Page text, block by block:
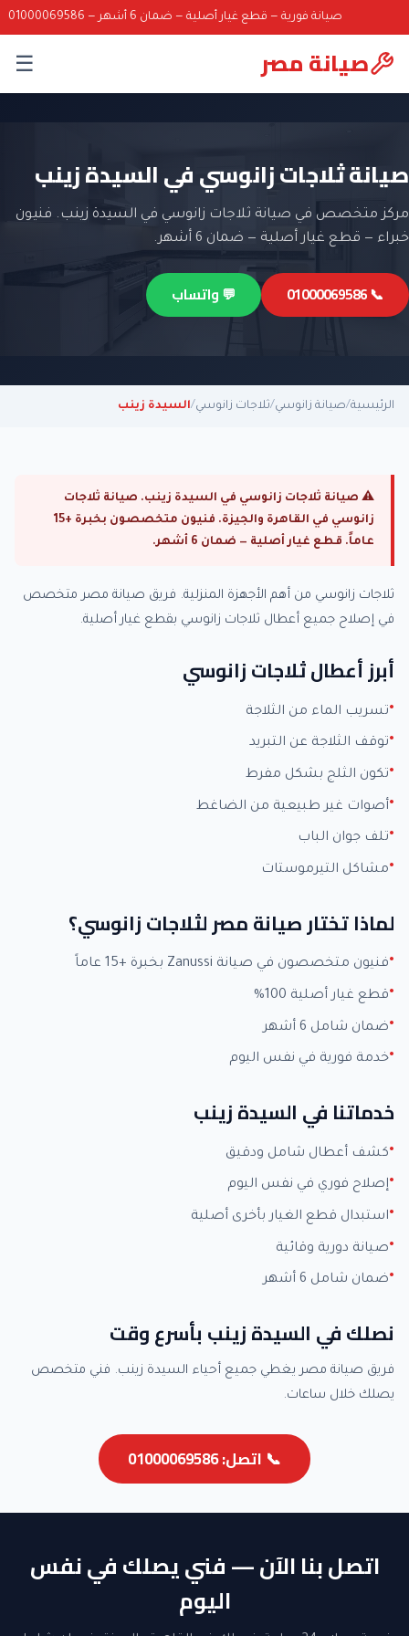
صيانة فورية — قطع غيار أصلية — ضمان 6 أشهر — 01000069586
صيانة مصر ☰
صيانة ثلاجات زانوسي في السيدة زينب
مركز متخصص في صيانة ثلاجات زانوسي في السيدة زينب. فنيون
خبراء — قطع غيار أصلية — ضمان 6 أشهر.
📞 01000069586 💬 واتساب
الرئيسية/صيانة زانوسي/ثلاجات زانوسي/السيدة زينب
⚠ صيانة ثلاجات زانوسي في السيدة زينب. صيانة ثلاجات
زانوسي في القاهرة والجيزة. فنيون متخصصون بخبرة +15
عاماً. قطع غيار أصلية — ضمان 6 أشهر.
ثلاجات زانوسي من أهم الأجهزة المنزلية. فريق صيانة مصر متخصص
في إصلاح جميع أعطال ثلاجات زانوسي بقطع غيار أصلية.
أبرز أعطال ثلاجات زانوسي
تسريب الماء من الثلاجة
توقف الثلاجة عن التبريد
تكون الثلج بشكل مفرط
أصوات غير طبيعية من الضاغط
تلف جوان الباب
مشاكل التيرموستات
لماذا تختار صيانة مصر لثلاجات زانوسي؟
فنيون متخصصون في صيانة Zanussi بخبرة +15 عاماً
قطع غيار أصلية 100%
ضمان شامل 6 أشهر
خدمة فورية في نفس اليوم
خدماتنا في السيدة زينب
كشف أعطال شامل ودقيق
إصلاح فوري في نفس اليوم
استبدال قطع الغيار بأخرى أصلية
صيانة دورية وقائية
ضمان شامل 6 أشهر
نصلك في السيدة زينب بأسرع وقت
فريق صيانة مصر يغطي جميع أحياء السيدة زينب. فني متخصص
يصلك خلال ساعات.
📞 اتصل: 01000069586
اتصل بنا الآن — فني يصلك في نفس
اليوم